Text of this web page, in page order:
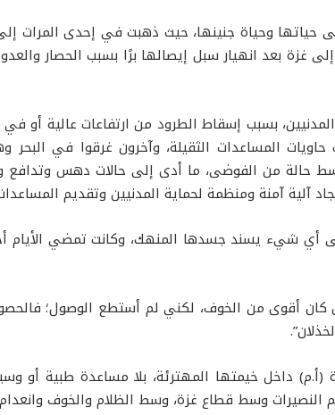
وحياة جنينها، حيث ذهبت في إحدى المرات
إلى غزة بعد انهيار سبل إيصالها برًا بسبب الحصار
بسبب إسقاط الطرود من ارتفاعات عالية أو
المساعدات الثقيلة، وآخرون غرقوا في البحر
حالة من الفوضى، ما أدى إلى حالات دهس
آلية آمنة ومنظمة لحماية المدنيين وتقديم
شيء يسند جسدها المنهك، وكانت تمضي الأيام
أقوى من الخوف، لكني لم أستطع الوصول؛
(أ.م) داخل خيمتها المهترئة، بلا مساعدة طبية